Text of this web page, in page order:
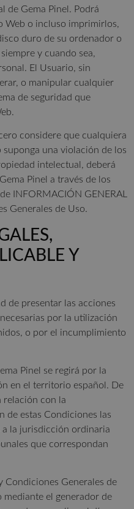
de Gema Pinel. Podrá
Web o incluso imprimirlos,
duro de su ordenador o
y cuando sea,
El Usuario, sin
o manipular cualquier
de seguridad que
considere que cualquiera
una violación de los
intelectual, deberá
Pinel a través de los
INFORMACIÓN GENERAL
Generales de Uso.
Y
de presentar las acciones
por la utilización
o por el incumplimiento
Pinel se regirá por la
en el territorio español. De
relación con la
de estas Condiciones las
a la jurisdicción ordinaria
que correspondan
Condiciones Generales de
el generador de